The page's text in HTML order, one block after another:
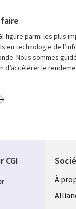
figure parmi les plus
en technologie de
Nous sommes
d’accélérer le
À
CGI